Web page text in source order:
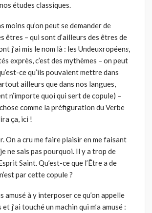
études classiques.
moins qu’on peut se demander de
êtres – qui sont d’ailleurs des êtres de
j’ai mis le nom là : les Undeuxropéens,
exprès, c’est des mythèmes – on peut
ce qu’ils pouvaient mettre dans
ailleurs que dans nos langues,
n’importe quoi qui sert de copule) –
comme la préfiguration du Verbe
ça, ici !
On a cru me faire plaisir en me faisant
ne sais pas pourquoi. Il y a trop de
Saint. Qu’est-ce que l’Être a de
par cette copule ?
amusé à y interposer ce qu’on appelle
j’ai touché un machin qui m’a amusé :